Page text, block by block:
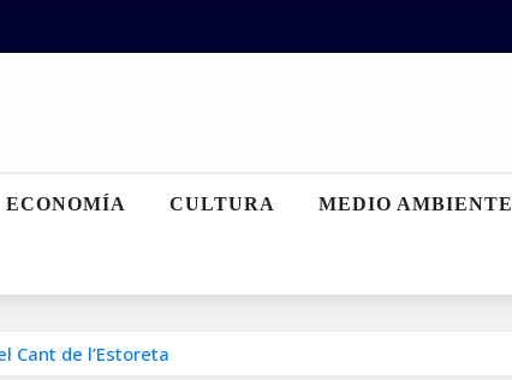
ECONOMÍA CULTURA MEDIO AMBIENTE
Cant de l’Estoreta